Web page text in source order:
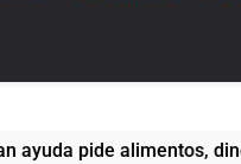
pide alimentos, dinero o